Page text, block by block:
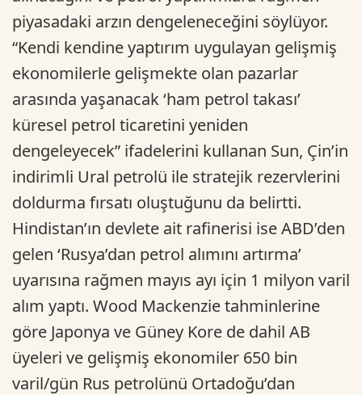
piyasadaki arzın dengeleneceğini söylüyor.
“Kendi kendine yaptırım uygulayan gelişmiş
ekonomilerle gelişmekte olan pazarlar
arasında yaşanacak ‘ham petrol takası’
küresel petrol ticaretini yeniden
dengeleyecek” ifadelerini kullanan Sun, Çin’in
indirimli Ural petrolü ile stratejik rezervlerini
doldurma fırsatı oluştuğunu da belirtti.
Hindistan’ın devlete ait rafinerisi ise ABD’den
gelen ‘Rusya’dan petrol alımını artırma’
uyarısına rağmen mayıs ayı için 1 milyon varil
alım yaptı. Wood Mackenzie tahminlerine
göre Japonya ve Güney Kore de dahil AB
üyeleri ve gelişmiş ekonomiler 650 bin
varil/gün Rus petrolünü Ortadoğu’dan